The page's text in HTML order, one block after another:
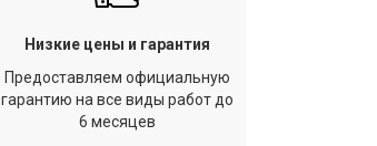
Низкие цены и гарантия
Предоставляем официальную
гарантию на все виды работ до
6 месяцев